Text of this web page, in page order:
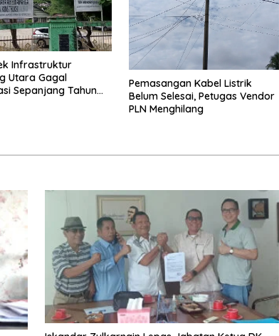
Infrastruktur
Utara Gagal
Sepanjang Tahun
Pemasangan Kabel Listrik
Belum Selesai, Petugas Vendor
PLN Menghilang